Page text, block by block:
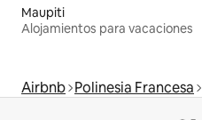
Maupiti
Alojamientos para vacaciones
Airbnb Polinesia Francesa